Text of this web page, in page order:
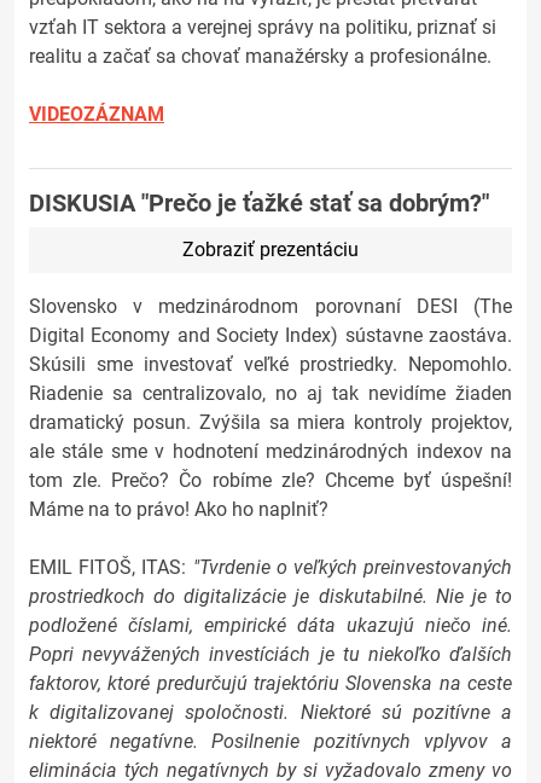
vzťah IT sektora a verejnej správy na politiku, priznať si
realitu a začať sa chovať manažérsky a profesionálne.
VIDEOZÁZNAM
DISKUSIA "Prečo je ťažké stať sa dobrým?"
Zobraziť prezentáciu
Slovensko v medzinárodnom porovnaní DESI (The
Digital Economy and Society Index) sústavne zaostáva.
Skúsili sme investovať veľké prostriedky. Nepomohlo.
Riadenie sa centralizovalo, no aj tak nevidíme žiaden
dramatický posun. Zvýšila sa miera kontroly projektov,
ale stále sme v hodnotení medzinárodných indexov na
tom zle. Prečo? Čo robíme zle? Chceme byť úspešní!
Máme na to právo! Ako ho naplniť?
EMIL FITOŠ, ITAS: "Tvrdenie o veľkých preinvestovaných
prostriedkoch do digitalizácie je diskutabilné. Nie je to
podložené číslami, empirické dáta ukazujú niečo iné.
Popri nevyvážených investíciách je tu niekoľko ďalších
faktorov, ktoré predurčujú trajektóriu Slovenska na ceste
k digitalizovanej spoločnosti. Niektoré sú pozitívne a
niektoré negatívne. Posilnenie pozitívnych vplyvov a
eliminácia tých negatívnych by si vyžadovalo zmeny vo